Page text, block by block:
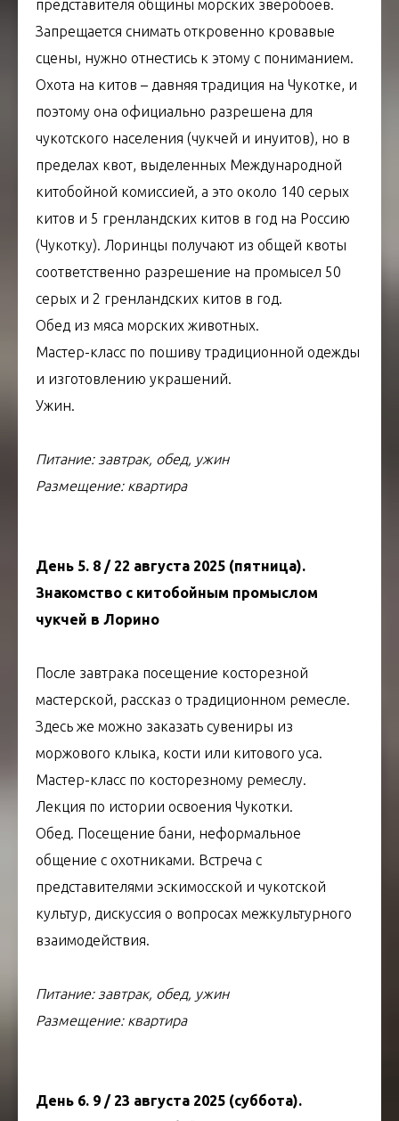
представителя общины морских зверобоев.
Запрещается снимать откровенно кровавые
сцены, нужно отнестись к этому с пониманием.
Охота на китов – давняя традиция на Чукотке, и
поэтому она официально разрешена для
чукотского населения (чукчей и инуитов), но в
пределах квот, выделенных Международной
китобойной комиссией, а это около 140 серых
китов и 5 гренландских китов в год на Россию
(Чукотку). Лоринцы получают из общей квоты
соответственно разрешение на промысел 50
серых и 2 гренландских китов в год.
Обед из мяса морских животных.
Мастер-класс по пошиву традиционной одежды
и изготовлению украшений.
Ужин.
Питание: завтрак, обед, ужин
Размещение: квартира
День 5. 8 / 22 августа 2025 (пятница).
Знакомство с китобойным промыслом
чукчей в Лорино
После завтрака посещение косторезной
мастерской, рассказ о традиционном ремесле.
Здесь же можно заказать сувениры из
моржового клыка, кости или китового уса.
Мастер-класс по косторезному ремеслу.
Лекция по истории освоения Чукотки.
Обед. Посещение бани, неформальное
общение с охотниками. Встреча с
представителями эскимосской и чукотской
культур, дискуссия о вопросах межкультурного
взаимодействия.
Питание: завтрак, обед, ужин
Размещение: квартира
День 6. 9 / 23 августа 2025 (суббота).